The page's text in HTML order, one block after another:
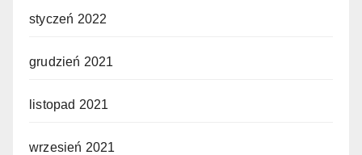
styczeń 2022
grudzień 2021
listopad 2021
wrzesień 2021